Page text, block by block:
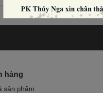
hàng
sản phẩm